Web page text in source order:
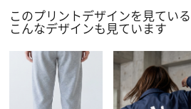
このプリントデザインを見ている
こんなデザインも見ています